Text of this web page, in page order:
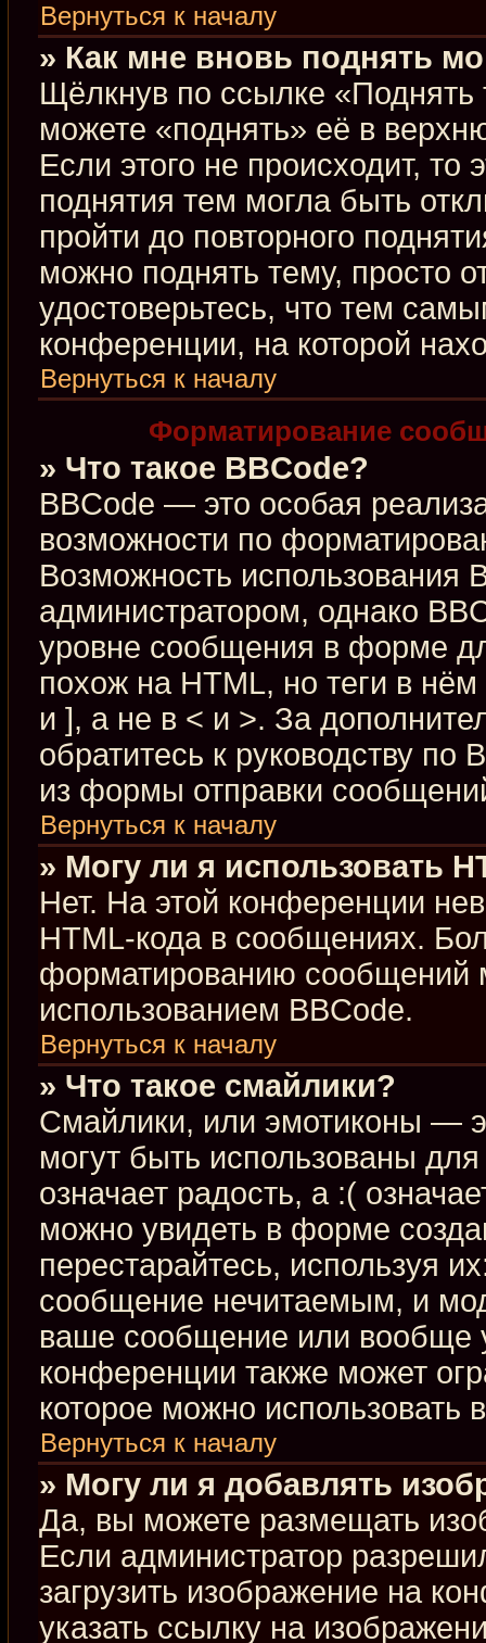
Вернуться к началу
» Как мне вновь поднять
Щёлкнув по ссылке
можете «поднять» её в
Если этого не происходит, то
поднятия тем могла быть
пройти до повторного
можно поднять тему, просто
удостоверьтесь, что тем
конференции, на которой
Вернуться к началу
Форматирование
» Что такое BBCode?
BBCode — это особая
возможности по
Возможность использования
администратором, однако
уровне сообщения в форме
похож на HTML, но теги в
и ], а не в < и >. За
обратитесь к руководству по
из формы отправки
Вернуться к началу
» Могу ли я использовать
Нет. На этой конференции
HTML-кода в сообщениях.
форматированию сообщений
использованием BBCode.
Вернуться к началу
» Что такое смайлики?
Смайлики, или эмотиконы —
могут быть использованы
означает радость, а :(
можно увидеть в форме
перестарайтесь, используя
сообщение нечитаемым, и
ваше сообщение или вообще
конференции также может
которое можно использовать
Вернуться к началу
» Могу ли я добавлять
Да, вы можете размещать
Если администратор
загрузить изображение на
указать ссылку на